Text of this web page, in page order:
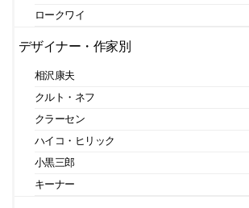
ロークワイ
デザイナー・作家別
相沢康夫
クルト・ネフ
クラーセン
ハイコ・ヒリック
小黒三郎
キーナー